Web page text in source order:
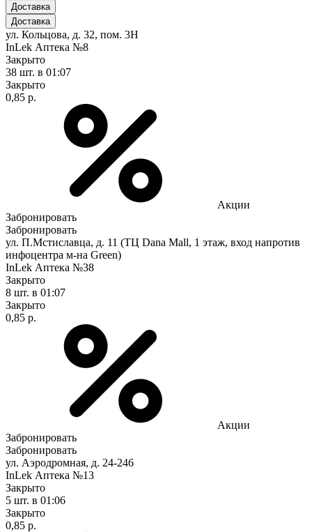
Доставка
Доставка
ул. Кольцова, д. 32, пом. 3Н
InLek Аптека №8
Закрыто
38 шт. в 01:07
Закрыто
0,85 р.
Акции
Забронировать
Забронировать
ул. П.Мстиславца, д. 11 (ТЦ Dana Mall, 1 этаж, вход напротив
инфоцентра м-на Green)
InLek Аптека №38
Закрыто
8 шт. в 01:07
Закрыто
0,85 р.
Акции
Забронировать
Забронировать
ул. Аэродромная, д. 24-246
InLek Аптека №13
Закрыто
5 шт. в 01:06
Закрыто
0,85 р.